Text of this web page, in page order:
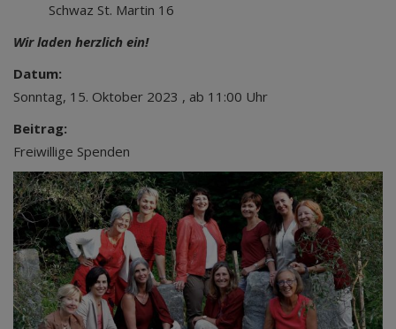
Schwaz St. Martin 16
Wir laden herzlich ein!
Datum:
Sonntag, 15. Oktober 2023 , ab 11:00 Uhr
Beitrag:
Freiwillige Spenden